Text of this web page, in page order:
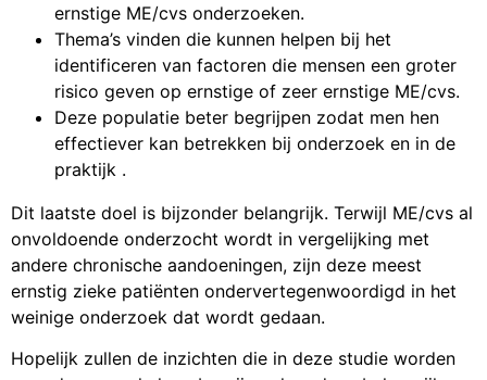
ernstige ME/cvs onderzoeken.
Thema’s vinden die kunnen helpen bij het
identificeren van factoren die mensen een groter
risico geven op ernstige of zeer ernstige ME/cvs.
Deze populatie beter begrijpen zodat men hen
effectiever kan betrekken bij onderzoek en in de
praktijk .
Dit laatste doel is bijzonder belangrijk. Terwijl ME/cvs al
onvoldoende onderzocht wordt in vergelijking met
andere chronische aandoeningen, zijn deze meest
ernstig zieke patiënten ondervertegenwoordigd in het
weinige onderzoek dat wordt gedaan.
Hopelijk zullen de inzichten die in deze studie worden